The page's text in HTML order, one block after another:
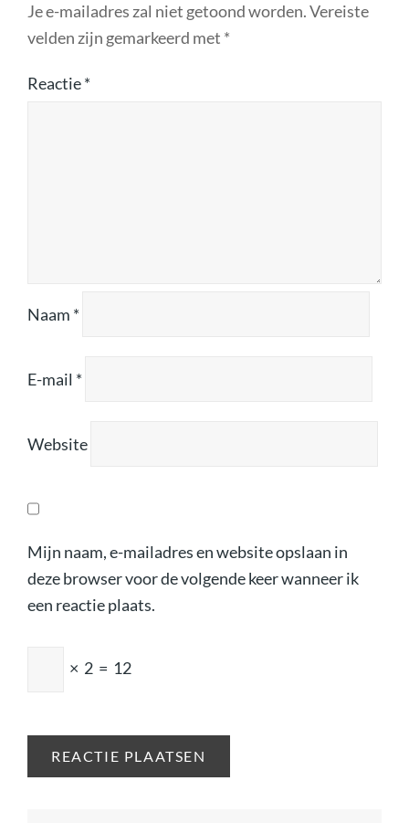
Je e-mailadres zal niet getoond worden.Vereiste
velden zijn gemarkeerd met *
Reactie*
Naam *
E-mail *
Website
Mijn naam, e-mailadres en website opslaan in
deze browser voor de volgende keer wanneer ik
een reactie plaats.
× 2 = 12